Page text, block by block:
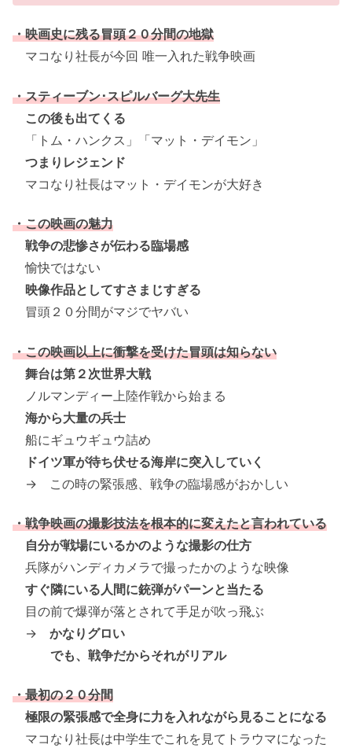
・映画史に残る冒頭２０分間の地獄
マコなり社長が今回 唯一入れた戦争映画
・スティーブン･スピルバーグ大先生
この後も出てくる
「トム・ハンクス」「マット・デイモン」
つまりレジェンド
マコなり社長はマット・デイモンが大好き
・この映画の魅力
戦争の悲惨さが伝わる臨場感
愉快ではない
映像作品としてすさまじすぎる
冒頭２０分間がマジでヤバい
・この映画以上に衝撃を受けた冒頭は知らない
舞台は第２次世界大戦
ノルマンディー上陸作戦から始まる
海から大量の兵士
船にギュウギュウ詰め
ドイツ軍が待ち伏せる海岸に突入していく
→ この時の緊張感、戦争の臨場感がおかしい
・戦争映画の撮影技法を根本的に変えたと言われている
自分が戦場にいるかのような撮影の仕方
兵隊がハンディカメラで撮ったかのような映像
すぐ隣にいる人間に銃弾がパーンと当たる
目の前で爆弾が落とされて手足が吹っ飛ぶ
→ かなりグロい
でも、戦争だからそれがリアル
・最初の２０分間
極限の緊張感で全身に力を入れながら見ることになる
マコなり社長は中学生でこれを見てトラウマになった